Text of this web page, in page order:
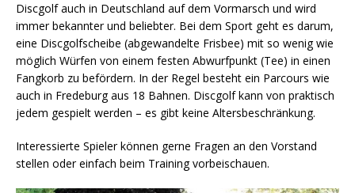
Discgolf auch in Deutschland auf dem Vormarsch und wird
immer bekannter und beliebter. Bei dem Sport geht es darum,
eine Discgolfscheibe (abgewandelte Frisbee) mit so wenig wie
möglich Würfen von einem festen Abwurfpunkt (Tee) in einen
Fangkorb zu befördern. In der Regel besteht ein Parcours wie
auch in Fredeburg aus 18 Bahnen. Discgolf kann von praktisch
jedem gespielt werden – es gibt keine Altersbeschränkung.
Interessierte Spieler können gerne Fragen an den Vorstand
stellen oder einfach beim Training vorbeischauen.